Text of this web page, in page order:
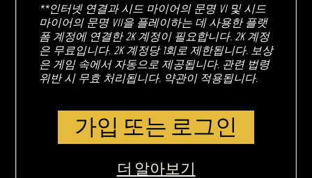
**인터넷 연결과 시드 마이어의 문명 VI 및 시드
마이어의 문명 VII을 플레이하는 데 사용한 플랫
폼 계정에 연결한 2K 계정이 필요합니다. 2K 계정
은 무료입니다. 2K 계정당 1회로 제한됩니다. 보상
은 게임 속에서 자동으로 제공됩니다. 관련 법령
위반 시 무효 처리됩니다. 약관이 적용됩니다.
가입 또는 로그인
더 알아보기